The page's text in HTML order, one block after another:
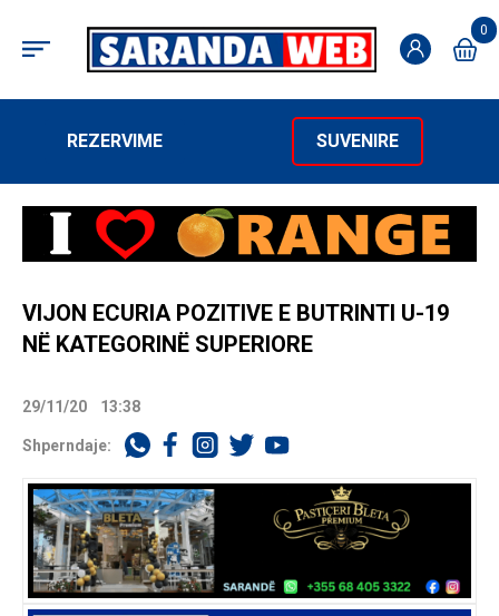
0
REZERVIME SUVENIRE
VIJON ECURIA POZITIVE E BUTRINTI U-19
NË KATEGORINË SUPERIORE
29/11/20 13:38
Shperndaje: